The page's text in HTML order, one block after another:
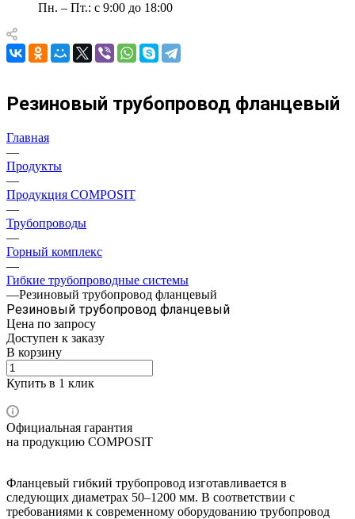
Пн. – Пт.: с 9:00 до 18:00
Резиновый трубопровод фланцевый
Главная
—
Продукты
—
Продукция COMPOSIT
—
Трубопроводы
—
Горный комплекс
—
Гибкие трубопроводные системы
—Резиновый трубопровод фланцевый
Резиновый трубопровод фланцевый
Цена по запросу
Доступен к заказу
В корзину
Купить в 1 клик
Официальная гарантия
на продукцию COMPOSIT
Фланцевый гибкий трубопровод изготавливается в
следующих диаметрах 50–1200 мм. В соответствии с
требованиями к современному оборудованию трубопровод